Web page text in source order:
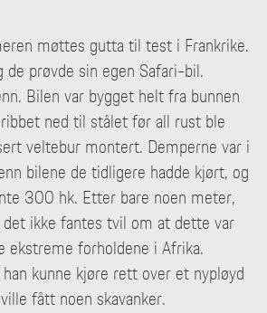
møttes gutta til test i Frankrike.
prøvde sin egen Safari-bil.
Bilen var bygget helt fra bunnen
ned til stålet før all rust ble
veltebur montert. Demperne var i
bilene de tidligere hadde kjørt, og
300 hk. Etter bare noen meter,
ikke fantes tvil om at dette var
ekstreme forholdene i Afrika.
kunne kjøre rett over et nypløyd
fått noen skavanker.